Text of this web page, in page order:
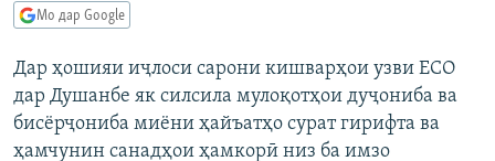
Ҷаҳиш
ҷустор
ОСИЁИ МАРКАЗӢ
ФАРҲАНГ
МЕҲМОНИ ОЗОДӢ
ВАРЗИШ
ҶАНГ ДАР УКРАИНА
НАЗАРИ МАРДУМ
БЛОГИСТОН
ОЗОДӢ ОНЛАЙН
ЧАНДРАСОНАӢ
ВИДЕО
РӮЙХАТҲО
Мо дар Google
Дар ҳошияи иҷлоси сарони кишварҳои узви ЕСО
дар Душанбе як силсила мулоқотҳои дуҷониба ва
бисёрҷониба миёни ҳайъатҳо сурат гирифта ва
ҳамчунин санадҳои ҳамкорӣ низ ба имзо